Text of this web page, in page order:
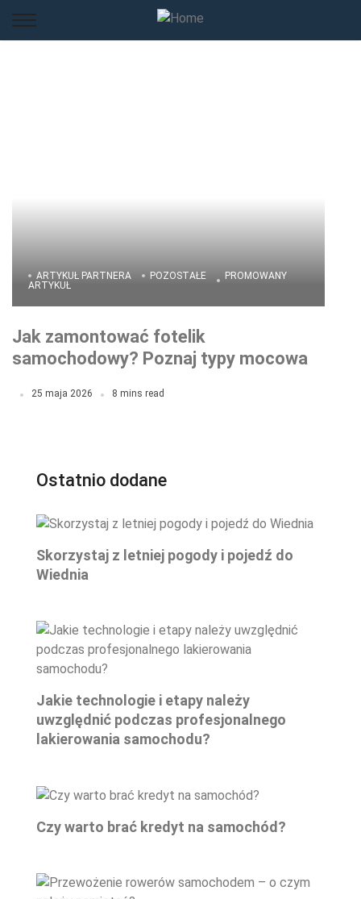
ARTYKUŁ PARTNERA POZOSTAŁE
PROMOWANY
ARTYKUŁ
Jak zamontować fotelik
samochodowy? Poznaj typy mocowań
25 maja 2026 8 mins read
Ostatnio dodane
Skorzystaj z letniej pogody i pojedź do
Wiednia
Jakie technologie i etapy należy
uwzględnić podczas profesjonalnego
lakierowania samochodu?
Czy warto brać kredyt na samochód?